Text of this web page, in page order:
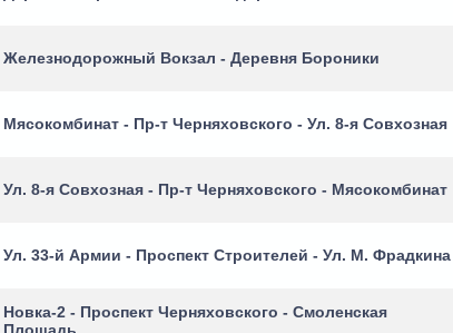
Железнодорожный Вокзал - Деревня Бороники
Мясокомбинат - Пр-т Черняховского - Ул. 8-я Совхозная
Ул. 8-я Совхозная - Пр-т Черняховского - Мясокомбинат
Ул. 33-й Армии - Проспект Строителей - Ул. М. Фрадкина
Новка-2 - Проспект Черняховского - Смоленская